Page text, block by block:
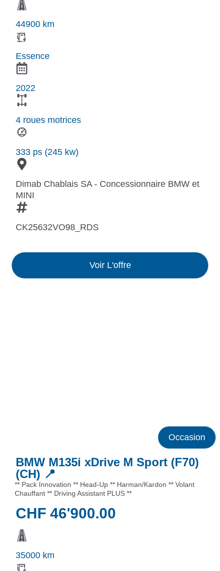
44900 km
Essence
2022
4 roues motrices
333 ps (245 kw)
Dimab Chablais SA - Concessionnaire BMW et
MINI
CK25632VO98_RDS
Voir L'offre
Occasion
BMW M135i xDrive M Sport (F70)
(CH) 📍
** Pack Innovation ** Head-Up ** Harman/Kardon ** Volant
Chauffant ** Driving Assistant PLUS **
CHF 46'900.00
35000 km